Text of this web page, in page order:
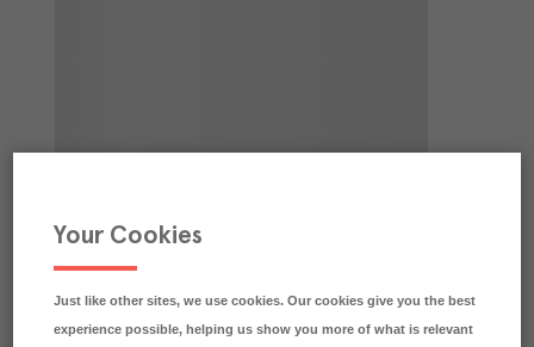
Your Cookies
Just like other sites, we use cookies. Our cookies give you the best
experience possible, helping us show you more of what is relevant